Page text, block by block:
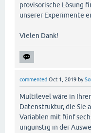
provisorische Lösung
unserer Experimente
Vielen Dank!
commented Oct 1, 2019 by
Multilevel wäre in
Datenstruktur, die Sie
Variablen mit fünf
ungünstig in der